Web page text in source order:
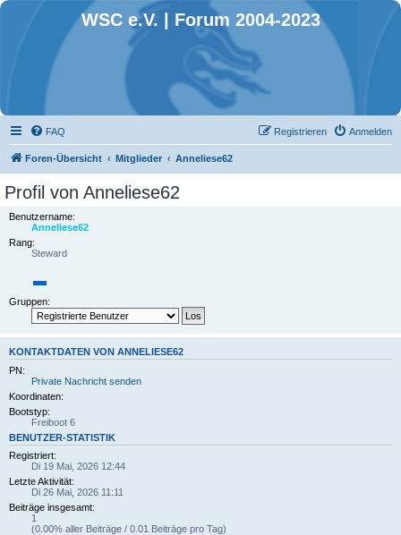
WSC e.V. | Forum 2004-2023
FAQ Anmelden
Registrieren
Foren-Übersicht Mitglieder Anneliese62
Profil von Anneliese62
Benutzername:
Anneliese62
Rang:
Steward
Gruppen:
KONTAKTDATEN VON ANNELIESE62
PN:
Private Nachricht senden
Koordinaten:
Bootstyp:
Freiboot 6
BENUTZER-STATISTIK
Registriert:
Di 19 Mai, 2026 12:44
Letzte Aktivität:
Di 26 Mai, 2026 11:11
Beiträge insgesamt:
1
(0.00% aller Beiträge / 0.01 Beiträge pro Tag)